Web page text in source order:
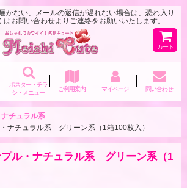
かない、メールの返信が遅れない場合は、恐れ入り
はお問い合わせよりご連絡をお願いいたします。
カート
ポスター・チラ
シ・メニュー
ご利用案内 マイページ 問い合わせ
チュラル系
チュラル系 グリーン系（1箱100枚入）
ル・ナチュラル系 グリーン系（1